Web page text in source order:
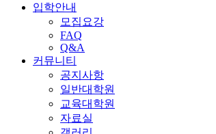
입학안내
모집요강
FAQ
Q&A
커뮤니티
공지사항
일반대학원
교육대학원
자료실